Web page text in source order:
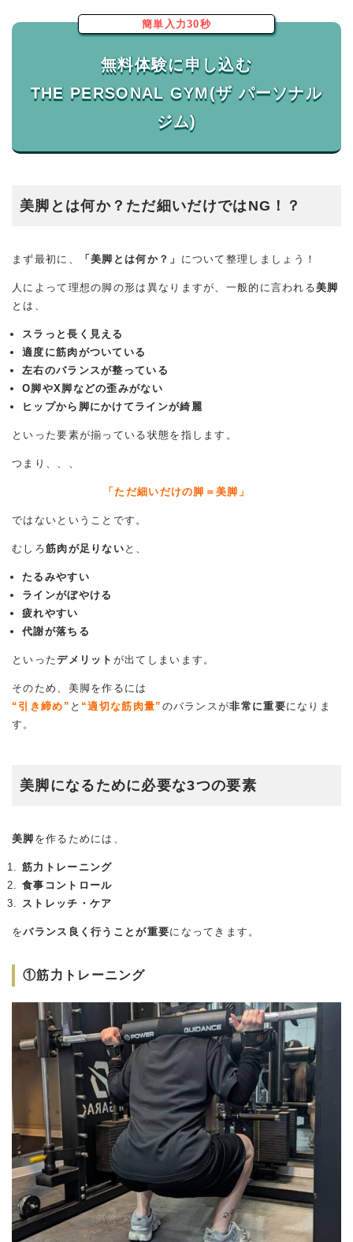
簡単入力30秒
無料体験に申し込む
THE PERSONAL GYM(ザ パーソナル
美脚とは何か？ただ細いだけではNG！？
まず最初に、 「美脚とは何か？」 について整理しましょう！
人によって理想の脚の形は異なりますが、一般的に言われる美脚
とは、
スラっと長く見える
適度に筋肉がついている
左右のバランスが整っている
O脚やX脚などの歪みがない
ヒップから脚にかけてラインが綺麗
といった要素が揃っている状態を指します。
つまり、、、
「ただ細いだけの脚＝美脚」
ではないということです。
むしろ筋肉が足りない と、
たるみやすい
ラインがぼやける
疲れやすい
代謝が落ちる
といったデメリット が出てしまいます。
そのため、美脚を作るには
“引き締め” と “適切な筋肉量” のバランスが非常に重要になりま
す。
美脚になるために必要な3つの要素
美脚 を作るためには、
筋力トレーニング
食事コントロール
ストレッチ・ケア
をバランス良く行うことが重要になってきます。
①筋力トレーニング